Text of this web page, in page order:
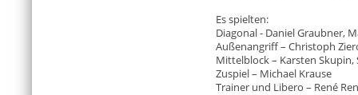
Es spielten:
Diagonal - Daniel Graubner,
Außenangriff – Christoph
Mittelblock – Karsten Skupin,
Zuspiel – Michael Krause
Trainer und Libero – René